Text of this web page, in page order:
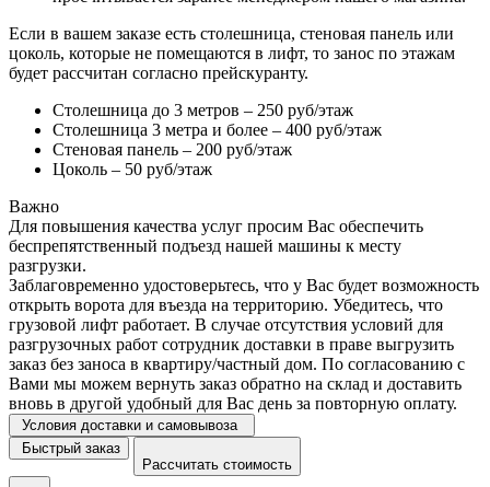
Если в вашем заказе есть столешница, стеновая панель или
цоколь, которые не помещаются в лифт, то занос по этажам
будет рассчитан согласно прейскуранту.
Столешница до 3 метров – 250 руб/этаж
Столешница 3 метра и более – 400 руб/этаж
Стеновая панель – 200 руб/этаж
Цоколь – 50 руб/этаж
Важно
Для повышения качества услуг просим Вас обеспечить
беспрепятственный подъезд нашей машины к месту
разгрузки.
Заблаговременно удостоверьтесь, что у Вас будет возможность
открыть ворота для въезда на территорию. Убедитесь, что
грузовой лифт работает. В случае отсутствия условий для
разгрузочных работ сотрудник доставки в праве выгрузить
заказ без заноса в квартиру/частный дом. По согласованию с
Вами мы можем вернуть заказ обратно на склад и доставить
вновь в другой удобный для Вас день за повторную оплату.
Условия доставки и самовывоза
Быстрый заказ
Рассчитать стоимость